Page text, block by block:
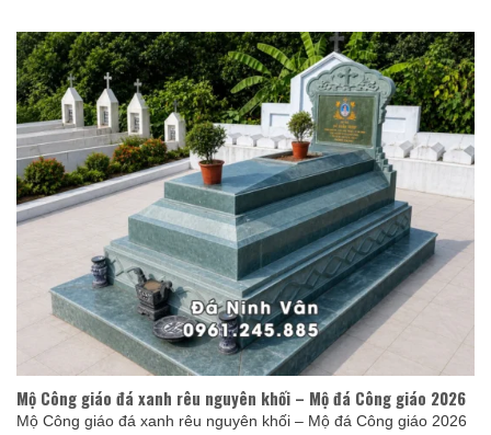
Mộ Công giáo đá xanh rêu nguyên khối – Mộ đá Công giáo 2026
Mộ Công giáo đá xanh rêu nguyên khối – Mộ đá Công giáo 2026